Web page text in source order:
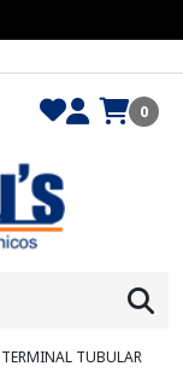
0
TERMINAL TUBULAR